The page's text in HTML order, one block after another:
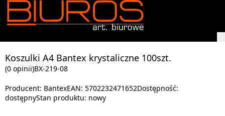
Koszulki A4 Bantex krystaliczne 100szt.
(0 opinii)BX-219-08
Producent: BantexEAN: 5702232471652Dostępność:
dostępnyStan produktu: nowy